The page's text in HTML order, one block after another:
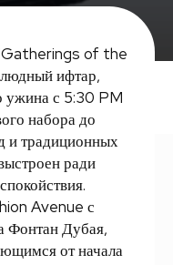
of the
ифтар,
ужина с 5:30 PM
набора до
и традиционных
ради
Avenue с
Фонтан Дубая,
от начала